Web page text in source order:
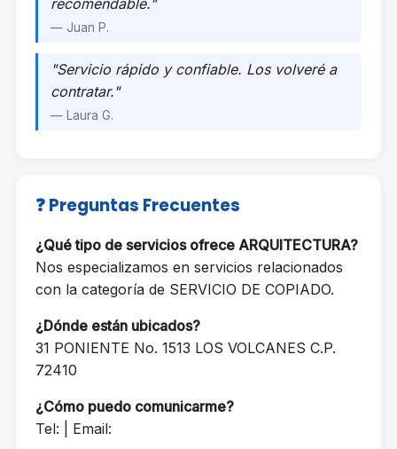
— Juan P.
"Servicio rápido y confiable. Los volveré a
contratar."
— Laura G.
❓ Preguntas Frecuentes
¿Qué tipo de servicios ofrece ARQUITECTURA?
Nos especializamos en servicios relacionados
con la categoría de SERVICIO DE COPIADO.
¿Dónde están ubicados?
31 PONIENTE No. 1513 LOS VOLCANES C.P.
72410
¿Cómo puedo comunicarme?
Tel: | Email: